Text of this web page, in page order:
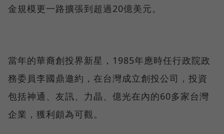
金規模更一路擴張到超過20億美元。
當年的華裔創投界新星，1985年應時任行政院政
務委員李國鼎邀約，在台灣成立創投公司，投資
包括神通、友訊、力晶、億光在內的60多家台灣
企業，獲利頗為可觀。